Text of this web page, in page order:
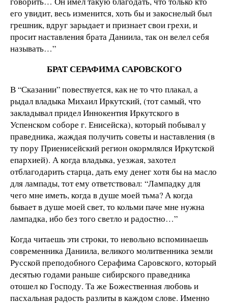
его увидит, весь изменится, хоть бы и закоснелый был
грешник, вдруг зарыдает и признает свои грехи, и
просит наставления брата Даниила, так он велел себя
называть…”
БРАТ СЕРАФИМА САРОВСКОГО
В “Сказании” повествуется, как не то что плакал, а
рыдал владыка Михаил Иркутский, (тот самый, что
закладывал придел Иннокентия Иркутского в
Успенском соборе г. Енисейска), который побывал у
праведника, жаждая получить советы и наставления (в
ту пору Приенисейский регион окормлялся Иркутской
епархией). А когда владыка, уезжая, захотел
отблагодарить старца, дать ему денег хотя бы на масло
для лампады, тот ему ответствовал: “Лампадку для
чего мне иметь, когда в душе моей тьма? А когда
бывает в душе моей свет, то кольми паче мне нужна
лампадка, ибо без того светло и радостно…”
Когда читаешь эти строки, то невольно вспоминаешь
современника Даниила, великого молитвенника земли
Русской преподобного Серафима Саровского, который
десятью годами раньше сибирского праведника
отошел ко Господу. Та же Божественная любовь и
пасхальная радость разлиты в каждом слове. Именно